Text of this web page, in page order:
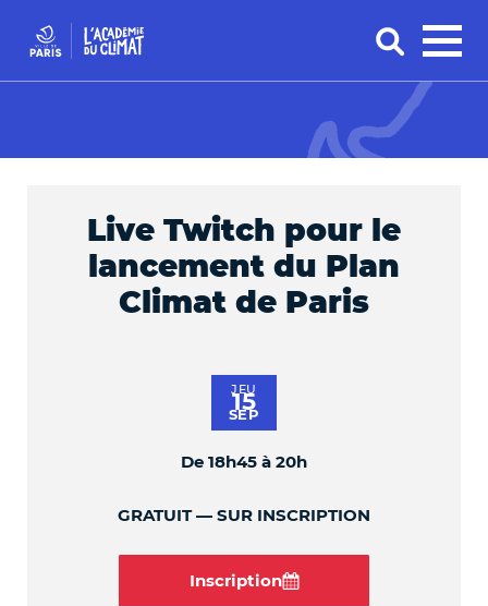
Live Twitch pour le
lancement du Plan
Climat de Paris
JEU
15
SEP
De 18h45 à 20h
GRATUIT SUR INSCRIPTION
Inscription